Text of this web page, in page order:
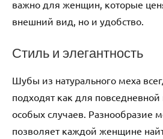
важно для женщин, которые
внешний вид, но и удобство.
Стиль и элегантность
Шубы из натурального меха
подходят как для повседневной
особых случаев. Разнообразие
позволяет каждой женщине